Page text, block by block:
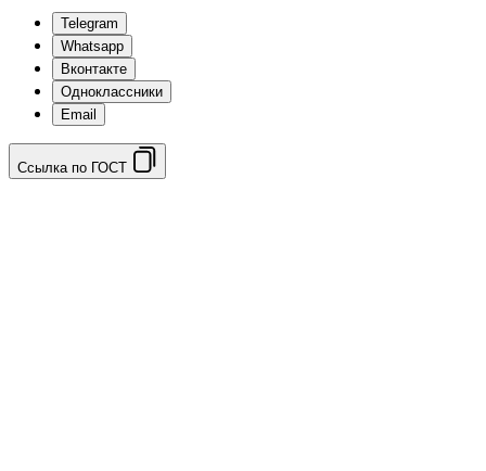
Telegram
Whatsapp
Вконтакте
Одноклассники
Email
Ссылка по ГОСТ